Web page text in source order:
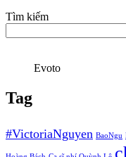
Tìm kiếm
Evoto
Tag
#VictoriaNguyen BaoNgu